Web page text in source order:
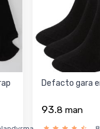
Defacto gara
93.8 man